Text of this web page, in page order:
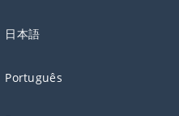
日本語
Português